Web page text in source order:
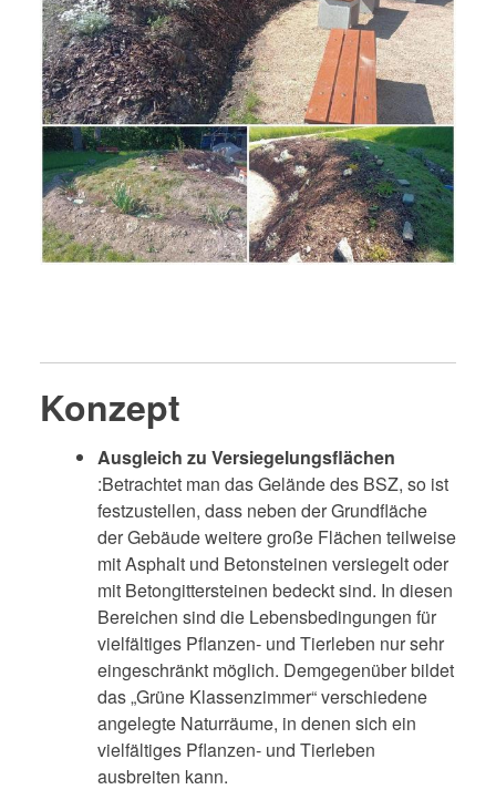
Konzept
Ausgleich zu Versiegelungsflächen
:Betrachtet man das Gelände des BSZ, so ist
festzustellen, dass neben der Grundfläche
der Gebäude weitere große Flächen teilweise
mit Asphalt und Betonsteinen versiegelt oder
mit Betongittersteinen bedeckt sind. In diesen
Bereichen sind die Lebensbedingungen für
vielfältiges Pflanzen- und Tierleben nur sehr
eingeschränkt möglich. Demgegenüber bildet
das „Grüne Klassenzimmer“ verschiedene
angelegte Naturräume, in denen sich ein
vielfältiges Pflanzen- und Tierleben
ausbreiten kann.